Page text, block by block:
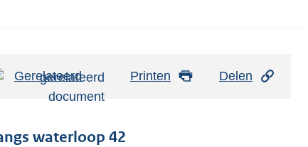
Gerelateerd Printen Delen
waterloop 42